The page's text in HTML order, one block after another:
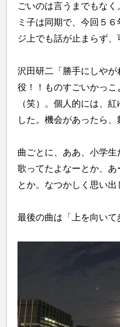
ごいのは言うまでもな
ミ子は同期で、今回５
ジ上でも話が止まらず、
沢田研二「勝手にしや
役！！ものすごいかっ
（笑）。個人的には、
した。機会があったら、
曲ごとに、ああ、小学
歌ってたよなーとか、
とか。なつかしく思い出
最後の曲は「上を向いて